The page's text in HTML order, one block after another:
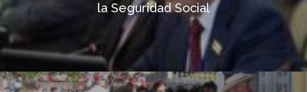
la Seguridad Social